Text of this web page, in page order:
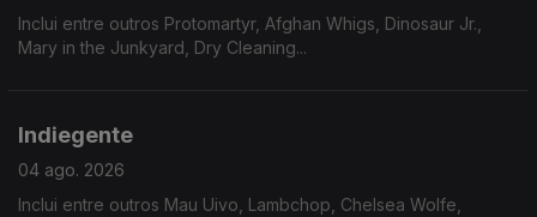
Inclui entre outros Protomartyr, Afghan Whigs, Dinosaur Jr.,
Mary in the Junkyard, Dry Cleaning...
Indiegente
04 ago. 2026
Inclui entre outros Mau Uivo, Lambchop, Chelsea Wolfe,